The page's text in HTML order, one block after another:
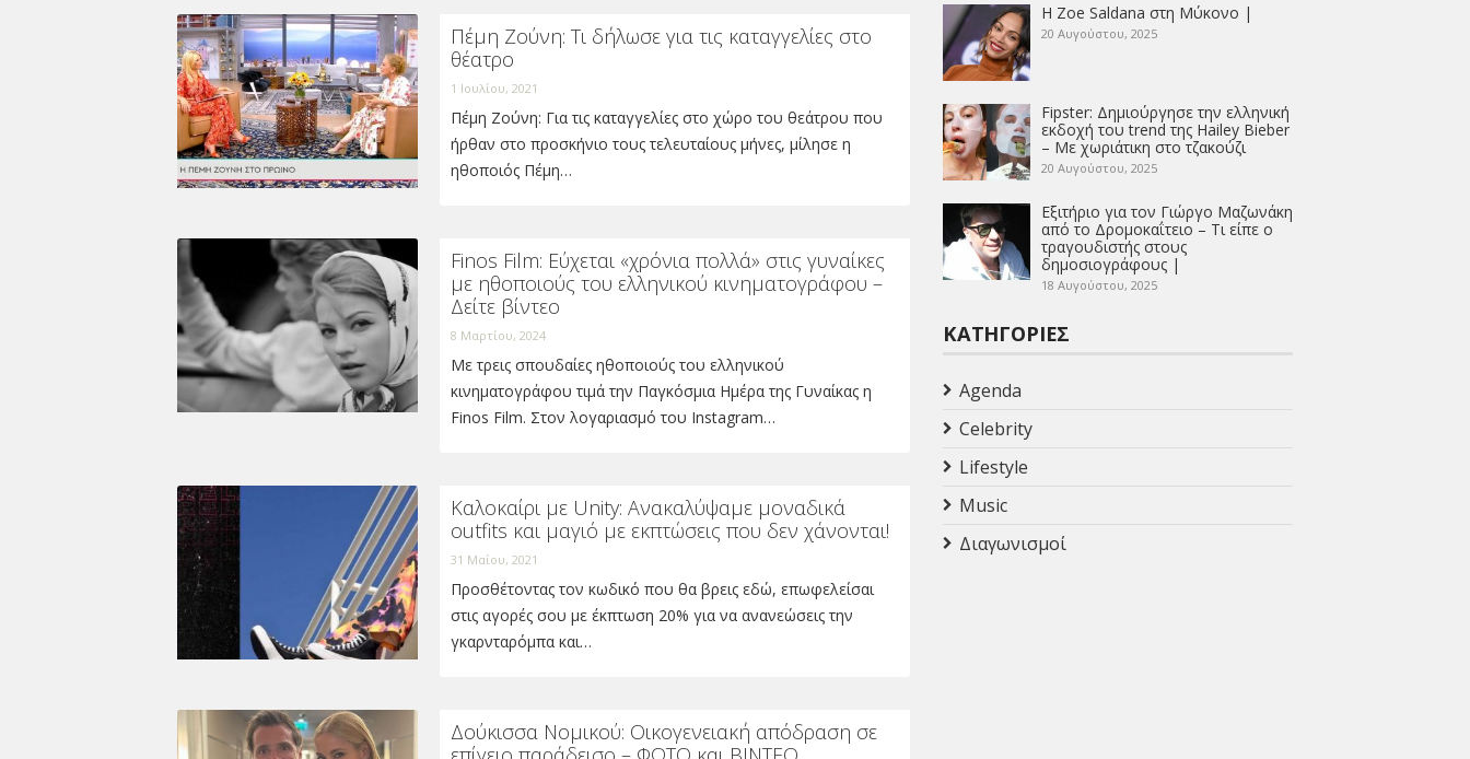
Πέμη Ζούνη: Τι δήλωσε για τις καταγγελίες στο
θέατρο
1 Ιουλίου, 2021
Πέμη Ζούνη: Για τις καταγγελίες στο χώρο του θεάτρου που
ήρθαν στο προσκήνιο τους τελευταίους μήνες, μίλησε η
ηθοποιός Πέμη…
Finos Film: Εύχεται «χρόνια πολλά» στις γυναίκες
με ηθοποιούς του ελληνικού κινηματογράφου –
Δείτε βίντεο
8 Μαρτίου, 2024
Με τρεις σπουδαίες ηθοποιούς του ελληνικού
κινηματογράφου τιμά την Παγκόσμια Ημέρα της Γυναίκας η
Finos Film. Στον λογαριασμό του Instagram…
Καλοκαίρι με Unity: Ανακαλύψαμε μοναδικά
outfits και μαγιό με εκπτώσεις που δεν χάνονται!
31 Μαΐου, 2021
Προσθέτοντας τον κωδικό που θα βρεις εδώ, επωφελείσαι
στις αγορές σου με έκπτωση 20% για να ανανεώσεις την
γκαρνταρόμπα και…
Δούκισσα Νομικού: Οικογενειακή απόδραση σε
Η Zoe Saldana στη Μύκονο |
20 Αυγούστου, 2025
Fipster: Δημιούργησε την ελληνική
εκδοχή του trend της Hailey Bieber
– Με χωριάτικη στο τζακούζι
20 Αυγούστου, 2025
Εξιτήριο για τον Γιώργο Μαζωνάκη
από το Δρομοκαΐτειο – Τι είπε ο
τραγουδιστής στους
δημοσιογράφους |
18 Αυγούστου, 2025
ΚΑΤΗΓΟΡΊΕΣ
Agenda
Celebrity
Lifestyle
Music
Διαγωνισμοί